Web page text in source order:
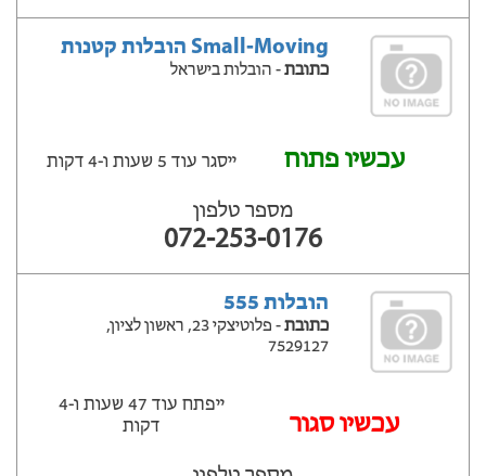
Small-Moving הובלות קטנות
כתובת- הובלות בישראל
עכשיו פתוח ייסגר עוד 5 שעות ‫ו-4 דקות
מספר טלפון
072-253-0176
הובלות 555
כתובת
- פלוטיצקי 23, ראשון לציון,
7529127
עכשיו סגור
ייפתח עוד 47 שעות ‫ו-4
דקות